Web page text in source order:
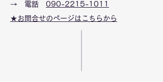
→ 電話 090-2215-1011
​★お問合せのページはこちらから